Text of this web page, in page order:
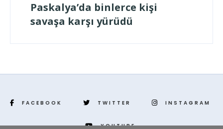
Paskalya’da binlerce kişi
savaşa karşı yürüdü
FACEBOOK TWITTER INSTAGRAM
YOUTUBE